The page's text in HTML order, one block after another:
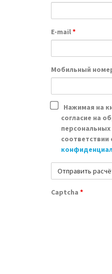
E-mail*
Мобильный
Нажимая на
согласие на
соответствии
Captcha *